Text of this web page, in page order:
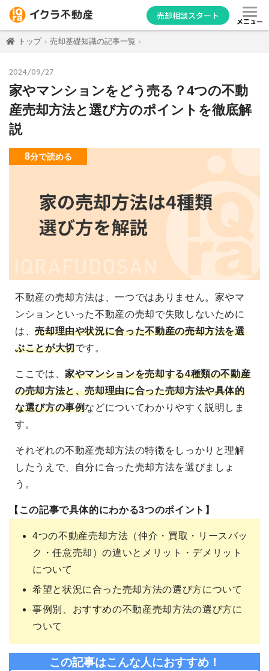
売却相談スタート
メニュー
トップ 売却基礎知識の記事一覧
2024/09/27
家やマンションをどう売る？4つの不動
産売却方法と選び方のポイントを徹底解
説
8分で読める
不動産の売却方法は、一つではありません。家やマ
ンションといった不動産の売却で失敗しないために
は、売却理由や状況に合った不動産の売却方法を選
ぶことが大切です。
ここでは、家やマンションを売却する4種類の不動産
の売却方法と、売却理由に合った売却方法や具体的
な選び方の事例などについてわかりやすく説明しま
す。
それぞれの不動産売却方法の特徴をしっかりと理解
したうえで、自分に合った売却方法を選びましょ
う。
【この記事で具体的にわかる3つのポイント】
4つの不動産売却方法（仲介・買取・リースバッ
ク・任意売却）の違いとメリット・デメリット
について
希望と状況に合った売却方法の選び方について
事例別、おすすめの不動産売却方法の選び方に
ついて
この記事はこんな人におすすめ！